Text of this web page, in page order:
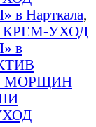
Нарткала,
УХОД
в
МОРЩИН